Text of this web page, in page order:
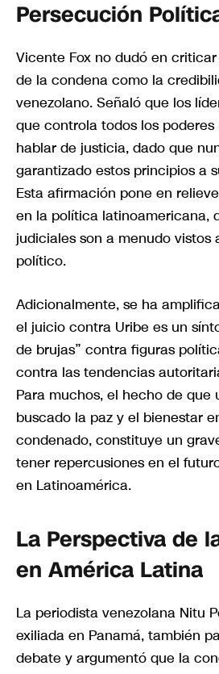
Persecución
Vicente Fox no dudó en
de la condena como la
venezolano. Señaló que los
que controla todos los
hablar de justicia, dado que
garantizado estos principios a
Esta afirmación pone en
en la política latinoamericana,
judiciales son a menudo vistos
político.
Adicionalmente, se ha
el juicio contra Uribe es un
de brujas” contra figuras
contra las tendencias
Para muchos, el hecho de que
buscado la paz y el bienestar
condenado, constituye un
tener repercusiones en el
en Latinoamérica.
La Perspectiva de
en América Latina
La periodista venezolana Nitu
exiliada en Panamá, también
debate y argumentó que la